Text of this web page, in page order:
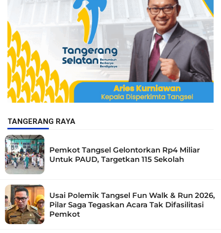
TANGERANG RAYA
Pemkot Tangsel Gelontorkan Rp4 Miliar
Untuk PAUD, Targetkan 115 Sekolah
Usai Polemik Tangsel Fun Walk & Run 2026,
Pilar Saga Tegaskan Acara Tak Difasilitasi
Pemkot